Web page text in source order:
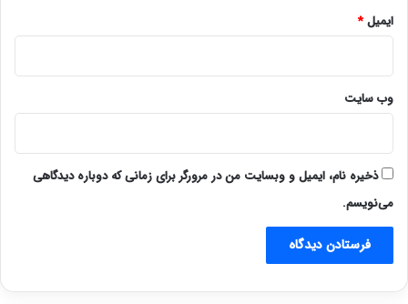
ایمیل*
وب‌ سایت
ذخیره نام، ایمیل و وبسایت من در مرورگر برای زمانی که دوباره دیدگاهی
می‌نویسم.